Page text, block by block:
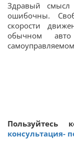
Здравый смысл
ошибочны.
скорости
обычном
Пользуйтесь
консультация-